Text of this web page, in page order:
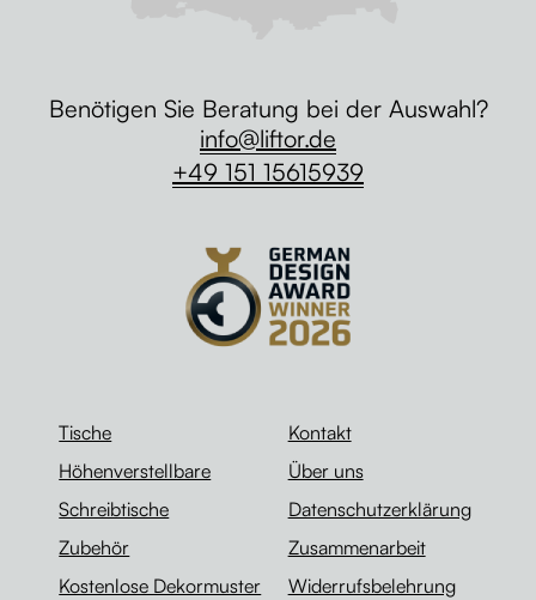
Tische
Höhenverstellbare
Schreibtische
Zubehör
Kostenlose Dekormuster
Kontakt
Über uns
Datenschutzerklärung
Zusammenarbeit
Widerrufsbelehrung
Benötigen Sie Beratung bei der Auswahl?
info@liftor.de
+49 151 15615939